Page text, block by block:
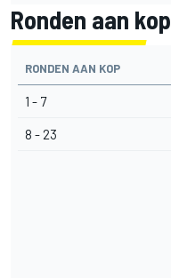
Ronden aan kop
RONDEN AAN KOP
1 - 7
8 - 23